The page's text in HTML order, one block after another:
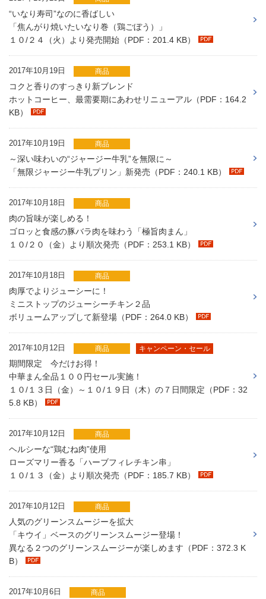
“いなり寿司”なのに香ばしい
「焦んがり焼いたいなり巻（鶏ごぼう）」
１０/２４（火）より発売開始（PDF：201.4 KB）
2017年10月19日 商品
コクと香りのすっきり新ブレンド
ホットコーヒー、最需要期にあわせリニューアル（PDF：164.2
KB）
2017年10月19日 商品
～深い味わいの“ジャージー牛乳”を無限に～
「無限ジャージー牛乳プリン」新発売（PDF：240.1 KB）
2017年10月18日 商品
肉の旨味が楽しめる！
ゴロッと食感の豚バラ肉を味わう「極旨肉まん」
１０/２０（金）より順次発売（PDF：253.1 KB）
2017年10月18日 商品
肉厚でよりジューシーに！
ミニストップのジューシーチキン２品
ボリュームアップして新登場（PDF：264.0 KB）
2017年10月12日 商品 キャンペーン・セール
期間限定 今だけお得！
中華まん全品１００円セール実施！
１０/１３日（金）～１０/１９日（木）の７日間限定（PDF：32
5.8 KB）
2017年10月12日 商品
ヘルシーな“鶏むね肉”使用
ローズマリー香る「ハーブフィレチキン串」
１０/１３（金）より順次発売（PDF：185.7 KB）
2017年10月12日 商品
人気のグリーンスムージーを拡大
「キウイ」ベースのグリーンスムージー登場！
異なる２つのグリーンスムージーが楽しめます（PDF：372.3 K
B）
2017年10月6日 商品